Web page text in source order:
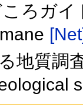
ろガ
地質調